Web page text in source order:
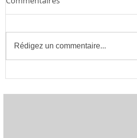
Installateur de Climatisation
Rédigez un commentaire...